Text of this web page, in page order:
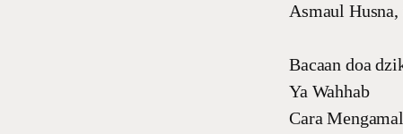
Asmaul
Bacaan doa
Ya Wahhab
Cara